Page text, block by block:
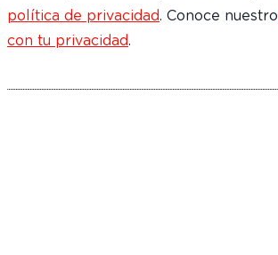
política de privacidad. Conoce nuestro
con tu privacidad.